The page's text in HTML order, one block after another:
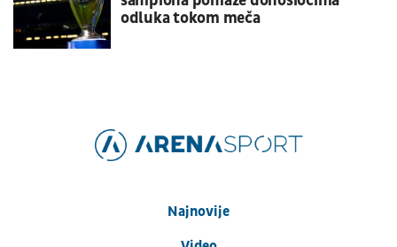
odluka tokom meča
Najnovije